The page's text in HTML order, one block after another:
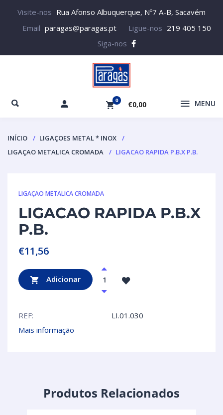
Visite-nos Rua Afonso Albuquerque, Nº7 A-B, Sacavém
Email paragas@paragas.pt Ligue-nos 219 405 150
Siga-nos
0 €0,00 MENU
INÍCIO
LIGAÇOES METAL * INOX
LIGAÇAO METALICA CROMADA
LIGACAO RAPIDA P.B.X P.B.
LIGAÇAO METALICA CROMADA
LIGACAO RAPIDA P.B.X
P.B.
€11,56
Adicionar
REF:
LI.01.030
Mais informação
Produtos Relacionados